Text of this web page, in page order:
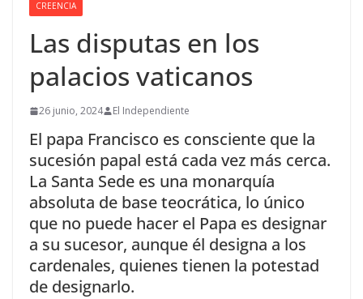
CREENCIA
Las disputas en los
palacios vaticanos
26 junio, 2024 El Independiente
El papa Francisco es consciente que la
sucesión papal está cada vez más cerca.
La Santa Sede es una monarquía
absoluta de base teocrática, lo único
que no puede hacer el Papa es designar
a su sucesor, aunque él designa a los
cardenales, quienes tienen la potestad
de designarlo.